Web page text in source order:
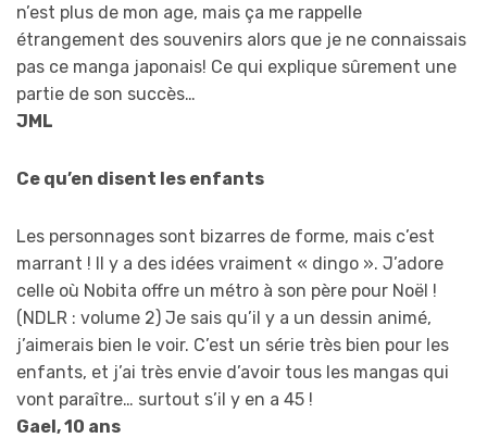
n’est plus de mon age, mais ça me rappelle
étrangement des souvenirs alors que je ne connaissais
pas ce manga japonais! Ce qui explique sûrement une
partie de son succès…
JML
Ce qu’en disent les enfants
Les personnages sont bizarres de forme, mais c’est
marrant ! Il y a des idées vraiment « dingo ». J’adore
celle où Nobita offre un métro à son père pour Noël !
(NDLR : volume 2) Je sais qu’il y a un dessin animé,
j’aimerais bien le voir. C’est un série très bien pour les
enfants, et j’ai très envie d’avoir tous les mangas qui
vont paraître… surtout s’il y en a 45 !
Gael, 10 ans